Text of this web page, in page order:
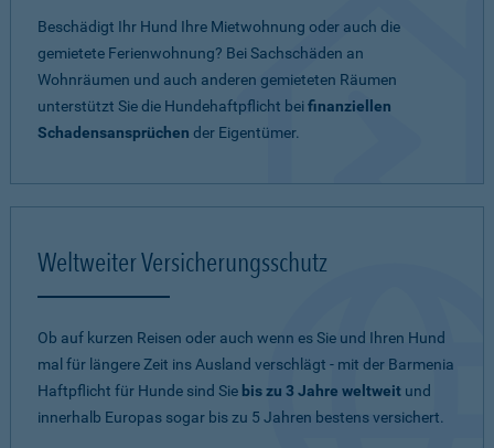
Beschädigt Ihr Hund Ihre Mietwohnung oder auch die
gemietete Ferienwohnung? Bei Sachschäden an
Wohnräumen und auch anderen gemieteten Räumen
unterstützt Sie die Hundehaftpflicht beifinanziellen
Schadensansprüchen der Eigentümer.
Weltweiter Versicherungsschutz
Ob auf kurzen Reisen oder auch wenn es Sie und Ihren Hund
mal für längere Zeit ins Ausland verschlägt - mit der Barmenia
Haftpflicht für Hunde sind Sie bis zu 3 Jahre weltweit und
innerhalb Europas sogar bis zu 5 Jahren bestens versichert.